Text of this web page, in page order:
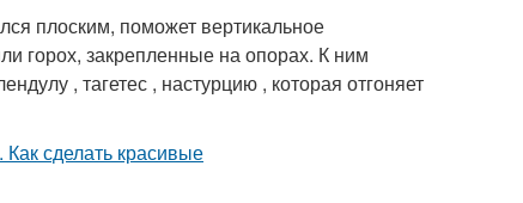
плоским, поможет вертикальное
горох, закрепленные на опорах. К ним
, тагетес , настурцию , которая отгоняет